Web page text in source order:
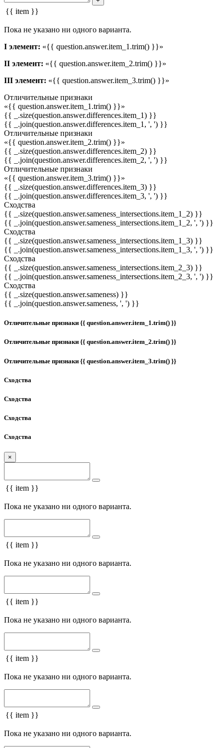
{{ item }}
Пока не указано ни одного варианта.
I элемент: «{{ question.answer.item_1.trim() }}»
II элемент: «{{ question.answer.item_2.trim() }}»
III элемент: «{{ question.answer.item_3.trim() }}»
Отличительные признаки
«{{ question.answer.item_1.trim() }}»
{{ _.size(question.answer.differences.item_1) }}
{{ _.join(question.answer.differences.item_1, ', ') }}
Отличительные признаки
«{{ question.answer.item_2.trim() }}»
{{ _.size(question.answer.differences.item_2) }}
{{ _.join(question.answer.differences.item_2, ', ') }}
Отличительные признаки
«{{ question.answer.item_3.trim() }}»
{{ _.size(question.answer.differences.item_3) }}
{{ _.join(question.answer.differences.item_3, ', ') }}
Сходства
{{ _.size(question.answer.sameness_intersections.item_1_2) }}
{{ _.join(question.answer.sameness_intersections.item_1_2, ', ') }}
Сходства
{{ _.size(question.answer.sameness_intersections.item_1_3) }}
{{ _.join(question.answer.sameness_intersections.item_1_3, ', ') }}
Сходства
{{ _.size(question.answer.sameness_intersections.item_2_3) }}
{{ _.join(question.answer.sameness_intersections.item_2_3, ', ') }}
Сходства
{{ _.size(question.answer.sameness) }}
{{ _.join(question.answer.sameness, ', ') }}
Отличительные признаки {{ question.answer.item_1.trim() }}
Отличительные признаки {{ question.answer.item_2.trim() }}
Отличительные признаки {{ question.answer.item_3.trim() }}
Сходства
Сходства
Сходства
Сходства
×
{{ item }}
Пока не указано ни одного варианта.
{{ item }}
Пока не указано ни одного варианта.
{{ item }}
Пока не указано ни одного варианта.
{{ item }}
Пока не указано ни одного варианта.
{{ item }}
Пока не указано ни одного варианта.